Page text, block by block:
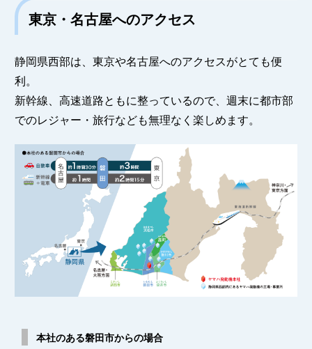
東京・名古屋へのアクセス
静岡県西部は、東京や名古屋へのアクセスがとても便
利。
新幹線、高速道路ともに整っているので、週末に都市部
でのレジャー・旅行なども無理なく楽しめます。
本社のある磐田市からの場合